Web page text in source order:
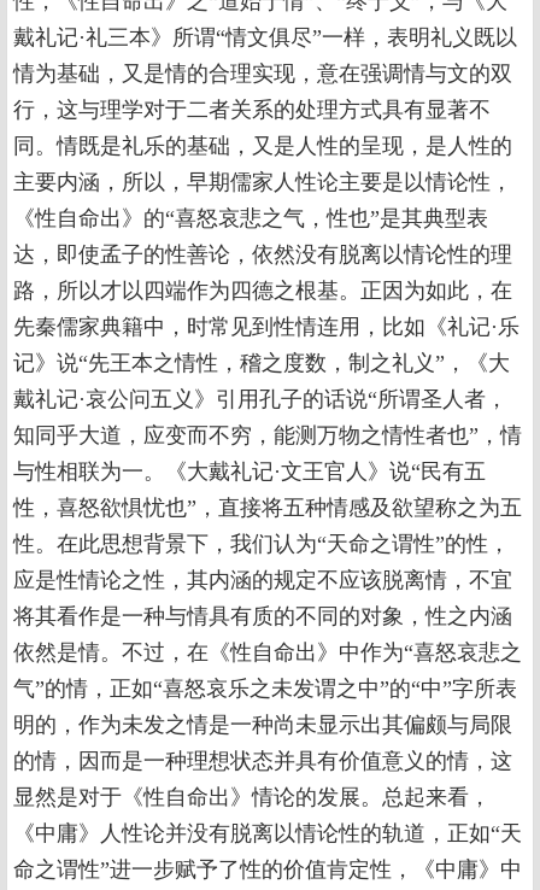
戴礼记·礼三本》所谓“情文俱尽”一样，表明礼义既以
情为基础，又是情的合理实现，意在强调情与文的双
行，这与理学对于二者关系的处理方式具有显著不
同。情既是礼乐的基础，又是人性的呈现，是人性的
主要内涵，所以，早期儒家人性论主要是以情论性，
《性自命出》的“喜怒哀悲之气，性也”是其典型表
达，即使孟子的性善论，依然没有脱离以情论性的理
路，所以才以四端作为四德之根基。正因为如此，在
先秦儒家典籍中，时常见到性情连用，比如《礼记·乐
记》说“先王本之情性，稽之度数，制之礼义”，《大
戴礼记·哀公问五义》引用孔子的话说“所谓圣人者，
知同乎大道，应变而不穷，能测万物之情性者也”，情
与性相联为一。《大戴礼记·文王官人》说“民有五
性，喜怒欲惧忧也”，直接将五种情感及欲望称之为五
性。在此思想背景下，我们认为“天命之谓性”的性，
应是性情论之性，其内涵的规定不应该脱离情，不宜
将其看作是一种与情具有质的不同的对象，性之内涵
依然是情。不过，在《性自命出》中作为“喜怒哀悲之
气”的情，正如“喜怒哀乐之未发谓之中”的“中”字所表
明的，作为未发之情是一种尚未显示出其偏颇与局限
的情，因而是一种理想状态并具有价值意义的情，这
显然是对于《性自命出》情论的发展。总起来看，
《中庸》人性论并没有脱离以情论性的轨道，正如“天
命之谓性”进一步赋予了性的价值肯定性，《中庸》中